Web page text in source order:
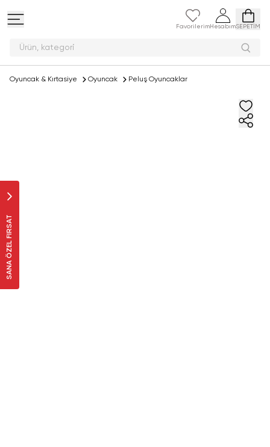
Favorilerim HesabımSEPETİM
Ürün,
SANA ÖZEL FIRSAT
Oyuncak & Kırtasiye Oyuncak Peluş Oyuncaklar